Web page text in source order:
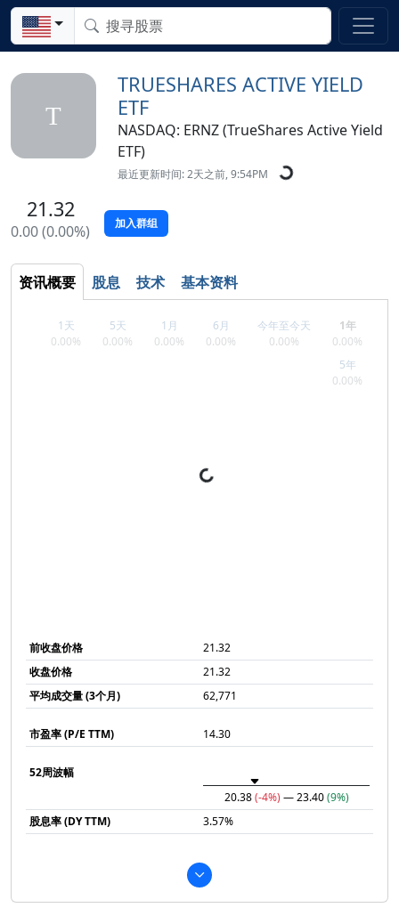
T
TRUESHARES ACTIVE YIELD
ETF
NASDAQ: ERNZ (TrueShares Active Yield
ETF)
最近更新时间: 2天之前, 9:54PM
21.32
0.00 (0.00%) 加入群组
资讯概要 股息 技术 基本资料
1天
0.00%
5天
0.00%
1月
0.00%
6月
0.00%
今年至今天
0.00%
1年
0.00%
5年
0.00%
前收盘价格
21.32
收盘价格
21.32
平均成交量 (3个月)
62,771
市盈率 (P/E TTM) 14.30
52周波幅
20.38(-4%) — 23.40(9%)
股息率 (DY TTM)
3.57%